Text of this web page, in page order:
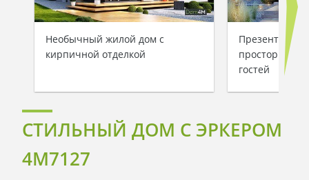
Необычный жилой дом с
кирпичной отделкой
просторной
гостей
СТИЛЬНЫЙ ДОМ С ЭРКЕРОМ
4M7127